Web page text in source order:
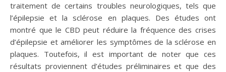
traitement de certains troubles neurologiques, tels que
l’épilepsie et la sclérose en plaques. Des études ont
montré que le CBD peut réduire la fréquence des crises
d’épilepsie et améliorer les symptômes de la sclérose en
plaques. Toutefois, il est important de noter que ces
résultats proviennent d’études préliminaires et que des